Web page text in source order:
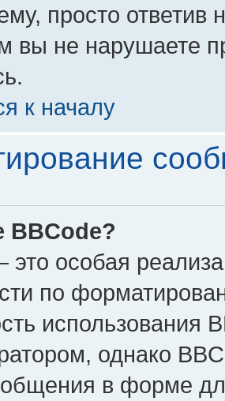
просто ответив
вы не нарушаете
к началу
BBCode?
это особая
по
использования
однако
в форме